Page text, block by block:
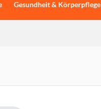
Gesundheit & Körperpflege